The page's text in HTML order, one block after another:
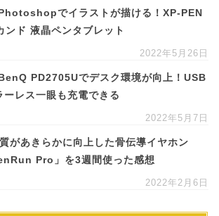
Photoshopでイラストが描ける！XP-PEN
ド 液晶ペンタブレット
2022年5月26日
BenQ PD2705Uでデスク環境が向上！USB
レス一眼も充電できる
2022年5月7日
があきらかに向上した骨伝導イヤホン
Pro」を3週間使った感想
2022年2月6日